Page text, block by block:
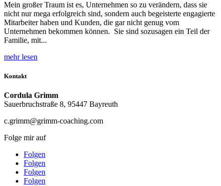
Mein großer Traum ist es, Unternehmen so zu verändern, dass sie
nicht nur mega erfolgreich sind, sondern auch begeisterte engagierte
Mitarbeiter haben und Kunden, die gar nicht genug vom
Unternehmen bekommen können. Sie sind sozusagen ein Teil der
Familie, mit...
mehr lesen
Kontakt
Cordula Grimm
Sauerbruchstraße 8, 95447 Bayreuth
c.grimm@grimm-coaching.com
Folge mir auf
Folgen
Folgen
Folgen
Folgen